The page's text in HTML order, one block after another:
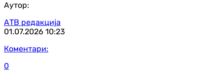
Аутор:
АТВ редакција
01.07.2026 10:23
Коментари:
0